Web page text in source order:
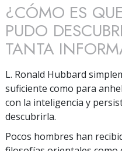
¿CÓMO ES
PUDO
TANTA
L. Ronald Hubbard
suficiente como para
con la inteligencia y
descubrirla.
Pocos hombres han